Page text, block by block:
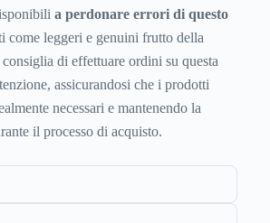
a perdonare errori di questo
come leggeri e genuini frutto della
di effettuare ordini su questa
assicurandosi che i prodotti
necessari e mantenendo la
il processo di acquisto.